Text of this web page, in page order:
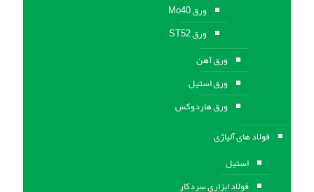
ورق Mo40
ورق ST52
ورق آهن
ورق استيل
ورق هاردوکس
فولاد های آلیاژی
استیل
فولاد ابزاری سردکار